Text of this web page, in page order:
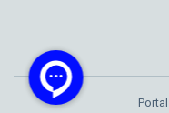
Portal